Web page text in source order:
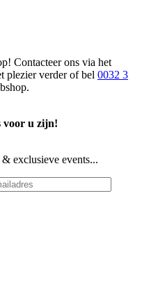
Contacteer ons via het
plezier verder of bel 0032 3
voor u zijn!
exclusieve events...